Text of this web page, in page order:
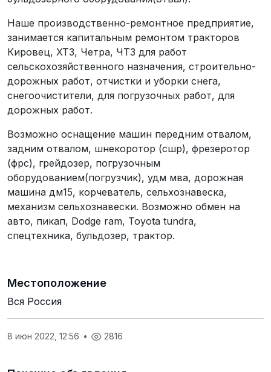
Наше производственно-ремонтное предприятие,
занимается капитальным ремонтом тракторов
Кировец, ХТЗ, Четра, ЧТЗ для работ
сельскохозяйственного назначения, строительно-
дорожных работ, отчистки и уборки снега,
снегоочистители, для погрузочных работ, для
дорожных работ.
Возможно оснащение машин передним отвалом,
задним отвалом, шнекоротор (сшр), фрезеротор
(фрс), грейдозер, погрузочным
оборудованием(погрузчик), удм мва, дорожная
машина дм15, корчеватель, сельхознавеска,
механизм сельхознавески. Возможно обмен на
авто, пикап, Dodge ram, Toyota tundra,
спецтехника, бульдозер, трактор.
Местоположение
Вся Россия
8 июн 2022, 12:56 • 2816